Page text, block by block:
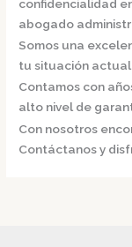
confidencialidad
abogado
Somos una
tu situación
Contamos con
alto nivel de
Con nosotros
Contáctanos y